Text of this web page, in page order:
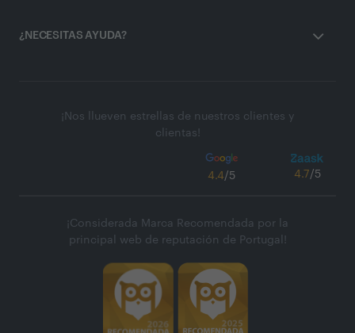
¿NECESITAS AYUDA?
¡Nos llueven estrellas de nuestros clientes y
clientas!
4.4/5 4.7/5
¡Considerada Marca Recomendada por la
principal web de reputación de Portugal!